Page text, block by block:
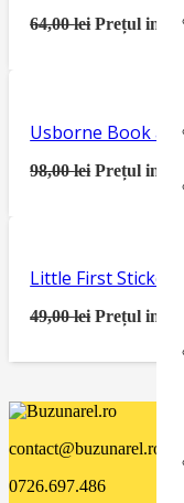
64,00lei Prețul
Usborne Book
98,00lei Prețul
Little First Sticker
49,00lei Prețul
contact@buzunarel.ro
0726.697.486